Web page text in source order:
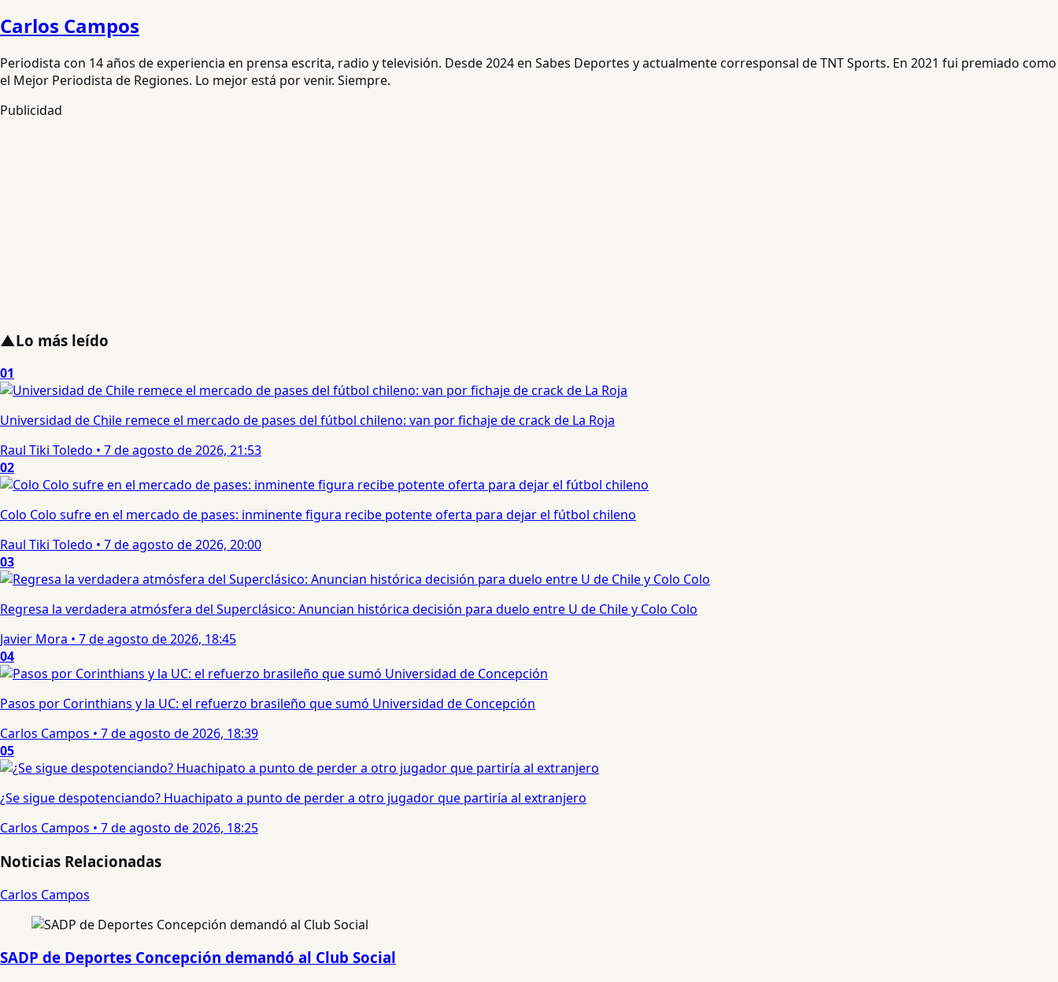
Carlos Campos
Periodista con 14 años de experiencia en prensa escrita, radio y televisión. Desde 2024 en Sabes Deportes y actualmente corresponsal de TNT Sports. En 2021 fui premiado como
el Mejor Periodista de Regiones. Lo mejor está por venir. Siempre.
Publicidad
▲Lo más leído
01
Universidad de Chile remece el mercado de pases del fútbol chileno: van por fichaje de crack de La Roja
Raul Tiki Toledo • 7 de agosto de 2026, 21:53
02
Colo Colo sufre en el mercado de pases: inminente figura recibe potente oferta para dejar el fútbol chileno
Raul Tiki Toledo • 7 de agosto de 2026, 20:00
03
Regresa la verdadera atmósfera del Superclásico: Anuncian histórica decisión para duelo entre U de Chile y Colo Colo
Javier Mora • 7 de agosto de 2026, 18:45
04
Pasos por Corinthians y la UC: el refuerzo brasileño que sumó Universidad de Concepción
Carlos Campos • 7 de agosto de 2026, 18:39
05
¿Se sigue despotenciando? Huachipato a punto de perder a otro jugador que partiría al extranjero
Carlos Campos • 7 de agosto de 2026, 18:25
Noticias Relacionadas
Carlos Campos
SADP de Deportes Concepción demandó al Club Social